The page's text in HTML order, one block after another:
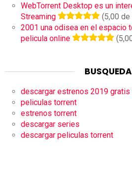
WebTorrent Desktop es un
Streaming
(5,00 de
2001 una odisea en el espacio
pelicula online
descargar estrenos 2019 gratis
peliculas torrent
estrenos torrent
descargar series
descargar peliculas torrent